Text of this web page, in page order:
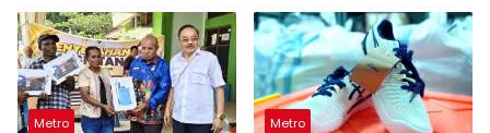
Metro Metro